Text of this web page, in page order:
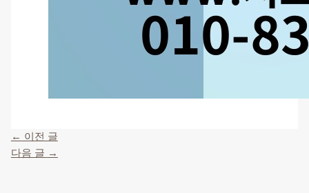
← 이전 글
다음 글 →